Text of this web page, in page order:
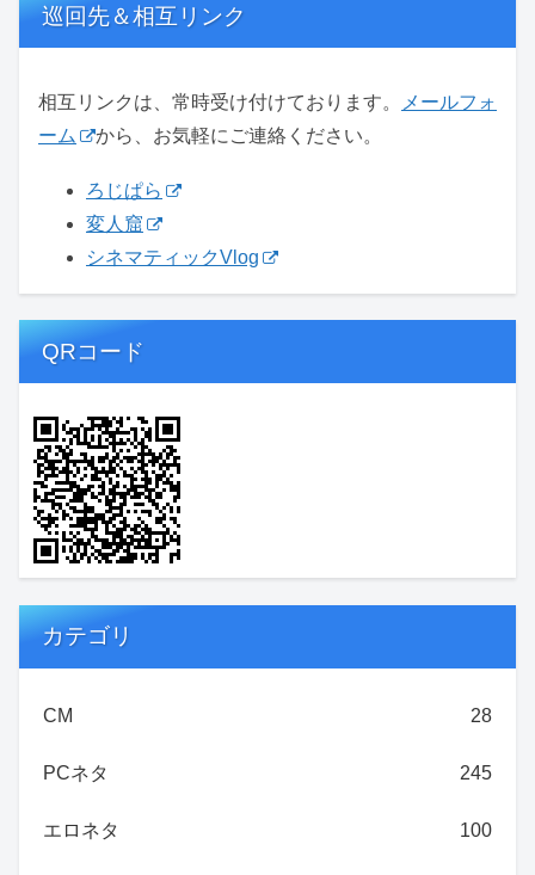
巡回先＆相互リンク
相互リンクは、常時受け付けております。
メールフォ
ーム
から、お気軽にご連絡ください。
ろじぱら
変人窟
シネマティックVlog
QRコード
カテゴリ
CM 28
PCネタ 245
エロネタ 100